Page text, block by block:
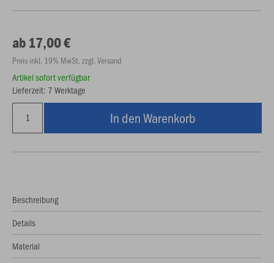
ab 17,00 €
Preis inkl. 19% MwSt. zzgl. Versand
Artikel sofort verfügbar
Lieferzeit: 7 Werktage
In den Warenkorb
Beschreibung
Details
Material